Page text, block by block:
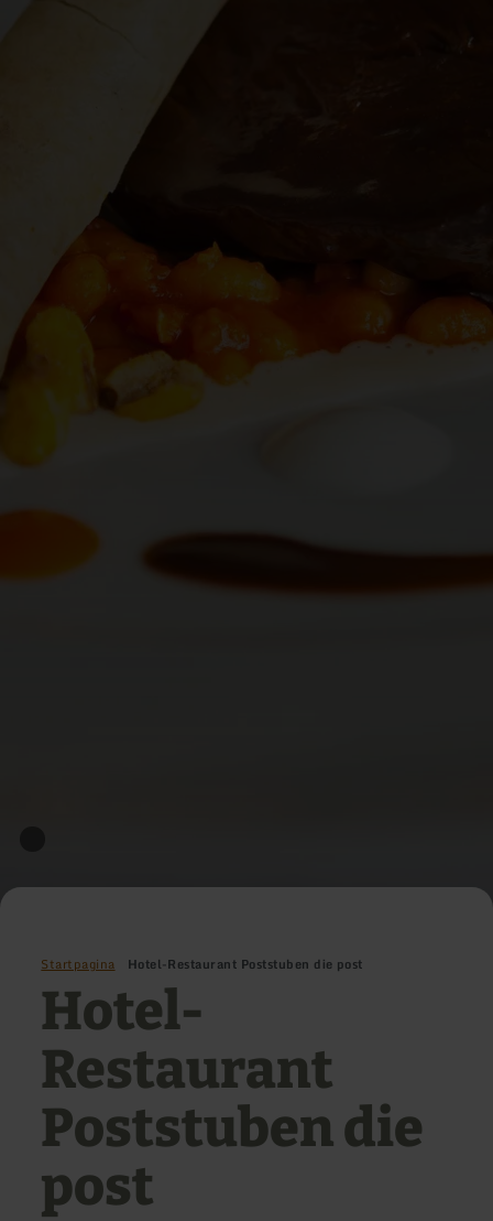
Startpagina Hotel-Restaurant Poststuben die post
Hotel-
Restaurant
Poststuben die
post